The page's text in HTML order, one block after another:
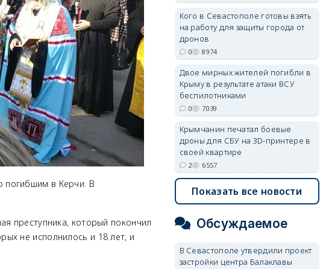
погибшим в Керчи. В
преступника, который покончил
не исполнилось и 18 лет, и
Кого в Севастополе готовы взять
на работу для защиты города от
дронов
0 8974
Двое мирных жителей погибли в
Крыму в результате атаки ВСУ
беспилотниками
0 7039
Крымчанин печатал боевые
дроны для СБУ на 3D-принтере в
своей квартире
2 6557
Показать все новости
Обсуждаемое
В Севастополе утвердили проект
застройки центра Балаклавы